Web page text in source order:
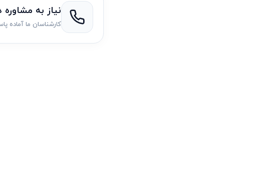
نیاز به مشاوره
کارشناسان ما آماده